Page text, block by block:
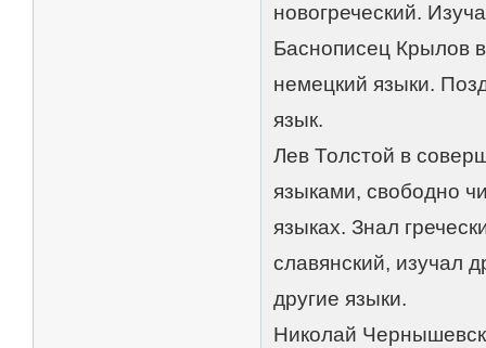
новогреческий.
Баснописец Крылов
немецкий языки.
язык.
Лев Толстой в
языками, свободно
языках. Знал
славянский, изучал
другие языки.
Николай